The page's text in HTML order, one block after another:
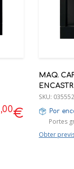
,00€
MAQ.
SKU:
Por
Portes
Obter